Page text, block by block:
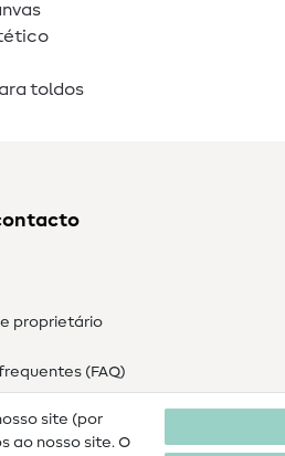
toldos
proprietário
(FAQ)
site (por
ao nosso site. O